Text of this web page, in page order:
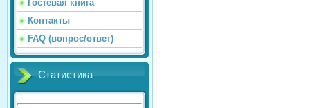
Гостевая книга
Контакты
FAQ (вопрос/ответ)
Статистика